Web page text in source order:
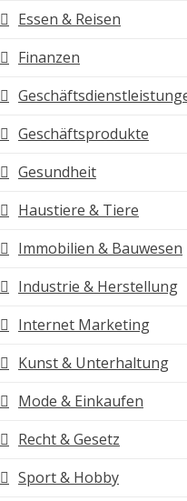
Essen & Reisen
Finanzen
Geschäftsprodukte
Gesundheit
Haustiere & Tiere
Immobilien & Bauwesen
Industrie & Herstellung
Internet Marketing
Kunst & Unterhaltung
Mode & Einkaufen
Recht & Gesetz
Sport & Hobby